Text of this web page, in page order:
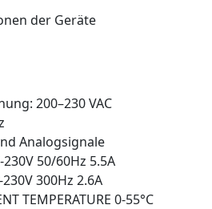
der Geräte
200–230 VAC
Analogsignale
230V 50/60Hz 5.5A
300Hz 2.6A
TEMPERATURE 0-55°C